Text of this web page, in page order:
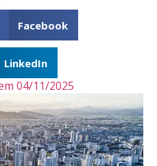
Facebook
LinkedIn
04/11/2025